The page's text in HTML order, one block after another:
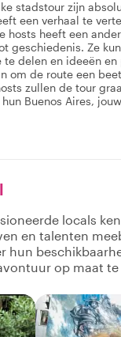
stadstour zijn
een verhaal te
hosts heeft een
geschiedenis. Ze
te delen en ideeën
om de route een
zullen de tour
Buenos Aires,
locals
en talenten
hun
op maat te